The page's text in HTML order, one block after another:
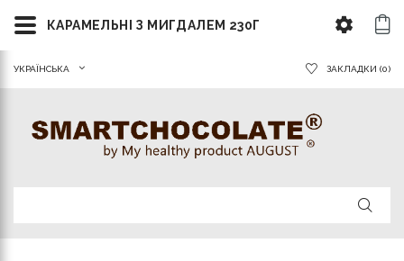
УКРАЇНСЬКА ЗАКЛАДКИ (0)
КАРАМЕЛЬНІ З МИГДАЛЕМ 230Г